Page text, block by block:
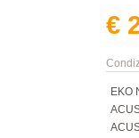
€
EKO